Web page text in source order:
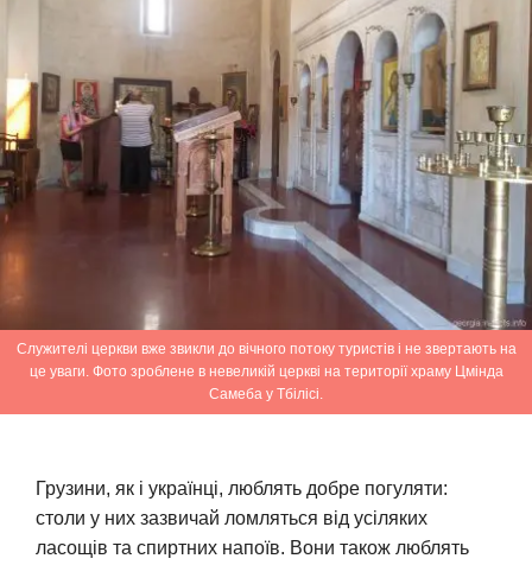
Служителі церкви вже звикли до вічного потоку туристів і не звертають на
це уваги. Фото зроблене в невеликій церкві на території храму Цмінда
Самеба у Тбілісі.
Грузини, як і українці, люблять добре погуляти:
столи у них зазвичай ломляться від усіляких
ласощів та спиртних напоїв. Вони також люблять